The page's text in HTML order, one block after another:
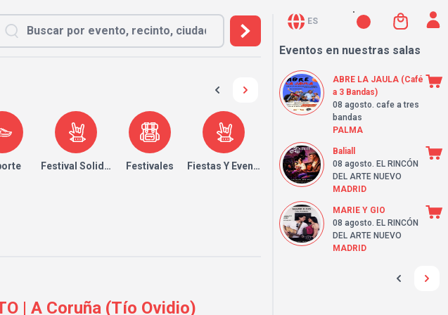
Festival Solidario Festivales Fiestas Y Eventos
| A Coruña (Tío Ovidio)
ES
Eventos en nuestras salas
ABRE LA JAULA (Café
a 3 Bandas)
08 agosto. cafe a tres
bandas
PALMA
Baliall
08 agosto. EL RINCÓN
DEL ARTE NUEVO
MADRID
MARIE Y GIO
08 agosto. EL RINCÓN
DEL ARTE NUEVO
MADRID